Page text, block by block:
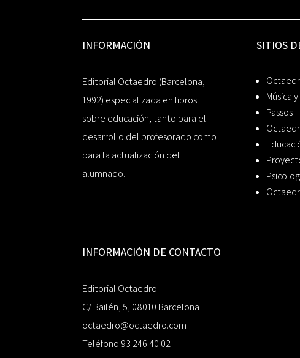
INFORMACIÓN
Editorial Octaedro (Barcelona,
1992) especializada en libros
sobre educación, tanto para el
desarrollo del profesorado como
para la actualización del
alumnado.
SITIOS
Música
Passos
INFORMACIÓN DE CONTACTO
Editorial Octaedro
C/ Bailén, 5, 08010 Barcelona
octaedro@octaedro.com
Teléfono 93 246 40 02